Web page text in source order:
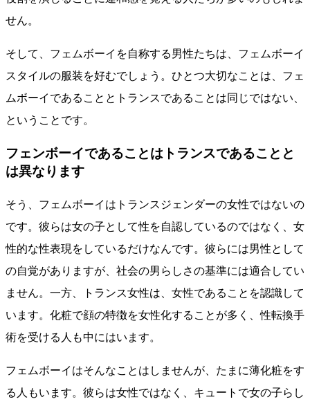
せん。
そして、フェムボーイを自称する男性たちは、フェムボーイ
スタイルの服装を好むでしょう。ひとつ大切なことは、フェ
ムボーイであることとトランスであることは同じではない、
ということです。
フェンボーイであることはトランスであることと
は異なります
そう、フェムボーイはトランスジェンダーの女性ではないの
です。彼らは女の子として性を自認しているのではなく、女
性的な性表現をしているだけなんです。彼らには男性として
の自覚がありますが、社会の男らしさの基準には適合してい
ません。一方、トランス女性は、女性であることを認識して
います。化粧で顔の特徴を女性化することが多く、性転換手
術を受ける人も中にはいます。
フェムボーイはそんなことはしませんが、たまに薄化粧をす
る人もいます。彼らは女性ではなく、キュートで女の子らし